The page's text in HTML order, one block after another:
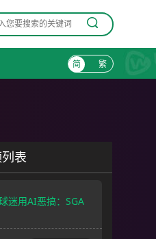
简 繁
表
迷用AI恶搞：SGA